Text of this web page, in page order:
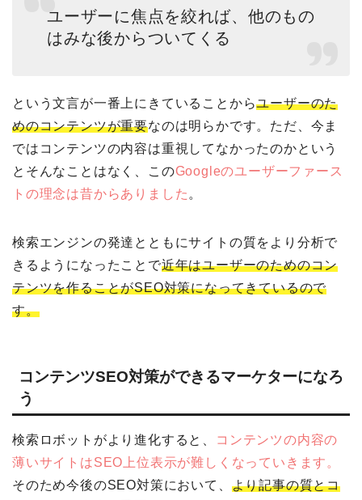
ユーザーに焦点を絞れば、他のもの
はみな後からついてく る
という文言が一番上にきていることからユーザーのた
めのコンテンツが重要なのは明らかです。ただ、今ま
ではコンテンツの内容は重視してなかったのかという
とそんなことはなく、このGoogleのユーザーファース
トの理念は昔からありました 。
検索エンジンの発達とともにサイトの質をより分析で
きるようになったことで近年はユーザーのためのコン
テンツを作ることがSEO対策になってきているので
す。
コンテンツSEO対策ができるマーケターになろ
う
検索ロボットがより進化すると、
コンテンツの内容の
薄いサイトはSEO上位表示が難しくなっていきます。
そのため今後のSEO対策において、 より記事の質とコ